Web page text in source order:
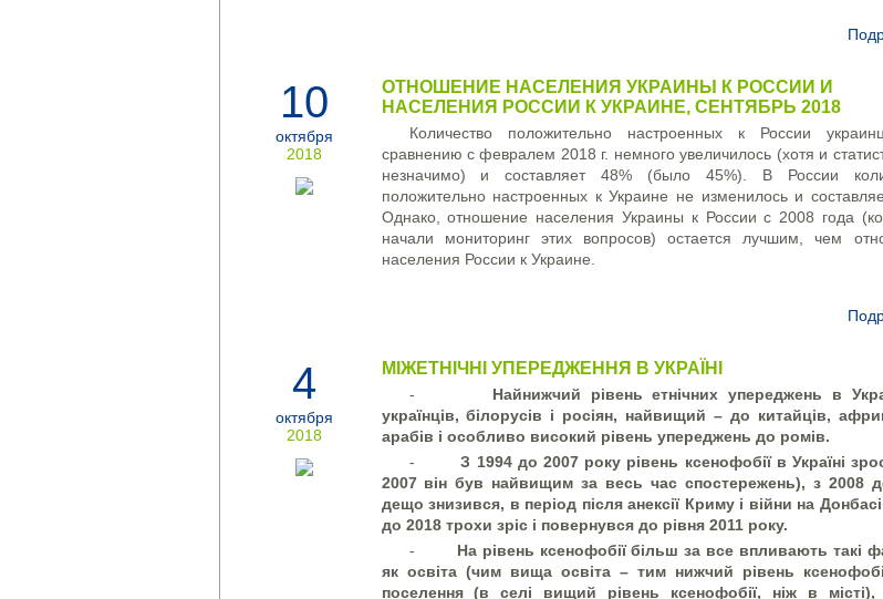
10
октября
2018
ОТНОШЕНИЕ НАСЕЛЕНИЯ УКРАИНЫ К РОССИИ И
НАСЕЛЕНИЯ РОССИИ К УКРАИНЕ, СЕНТЯБРЬ 2018
Количество положительно настроенных к России
сравнению с февралем 2018 г. немного увеличилось (хотя и
незначимо) и составляет 48% (было 45%). В России
положительно настроенных к Украине не изменилось и
Однако, отношение населения Украины к России с 2008 года (
начали
мониторинг этих вопросов) остается лучшим
чем
населения России к Украине
4
октября
2018
МІЖЕТНІЧНІ УПЕРЕДЖЕННЯ В УКРАЇНІ
- Найнижчий рівень етнічних упереджень в
українців, білорусів і росіян, найвищий – до китайців,
арабів і особливо високий рівень упереджень до ромів.
-З 1994 до 2007 року рівень ксенофобії в Україні
2007 він був найвищим за весь час спостережень), з 2008
дещо знизився, в період після анексії Криму і війни на
до 2018 трохи зріс і повернувся до рівня 2011 року.
- На рівень ксенофобії більш за все впливають такі
як освіта (чим вища освіта – тим нижчий рівень
поселення (в селі вищий рівень ксенофобії, ніж в місті),